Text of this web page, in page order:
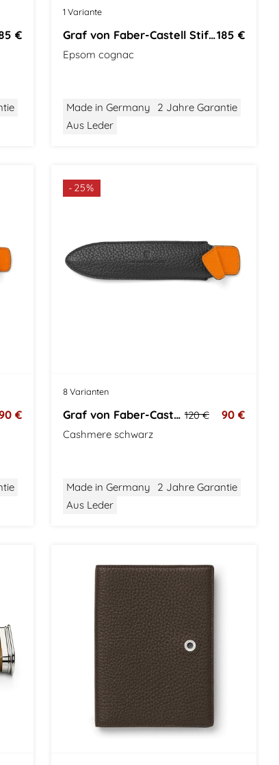
€
1 Variante
Graf von Faber-Castell Stifteetui185 €
Epsom cognac
Made in Germany
2 Jahre Garantie
Aus Leder
€
-25%
8 Varianten
Graf von Faber-Castell Stifteetui 120 € 90 €
Cashmere schwarz
Made in Germany
2 Jahre Garantie
Aus Leder